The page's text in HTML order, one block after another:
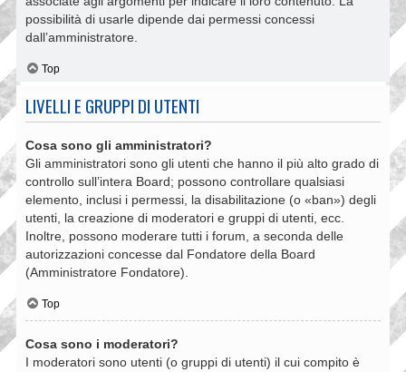
possibilità di usarle dipende dai permessi concessi
dall’amministratore.
Top
LIVELLI E GRUPPI DI UTENTI
Cosa sono gli amministratori?
Gli amministratori sono gli utenti che hanno il più alto grado di
controllo sull’intera Board; possono controllare qualsiasi
elemento, inclusi i permessi, la disabilitazione (o «ban») degli
utenti, la creazione di moderatori e gruppi di utenti, ecc.
Inoltre, possono moderare tutti i forum, a seconda delle
autorizzazioni concesse dal Fondatore della Board
(Amministratore Fondatore).
Top
Cosa sono i moderatori?
I moderatori sono utenti (o gruppi di utenti) il cui compito è